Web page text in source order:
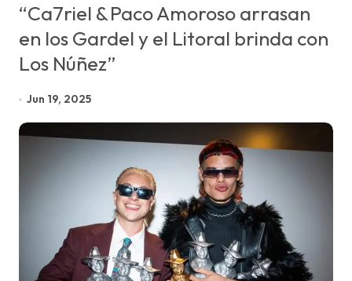
“Ca7riel & Paco Amoroso arrasan
en los Gardel y el Litoral brinda con
Los Núñez”
Jun 19, 2025